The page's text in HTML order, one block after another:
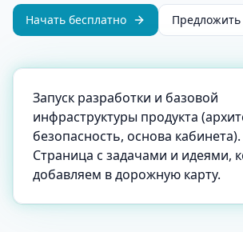
Начать бесплатно
Запуск разработки и базовой
инфраструктуры продукта
безопасность, основа кабинета).
Страница с задачами и идеями,
добавляем в дорожную карту.